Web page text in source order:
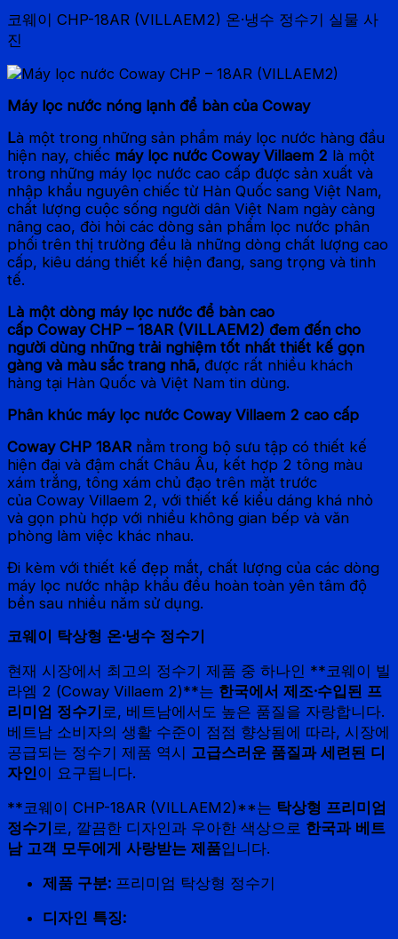
코웨이 CHP-18AR (VILLAEM2) 온·냉수 정수기 실물 사
진
Máy lọc nước nóng lạnh để bàn của Coway
Là một trong những sản phẩm máy lọc nước hàng đầu
hiện nay, chiếc máy lọc nước Coway Villaem 2 là một
trong những máy lọc nước cao cấp được sản xuất và
nhập khẩu nguyên chiếc từ Hàn Quốc sang Việt Nam,
chất lượng cuộc sống người dân Việt Nam ngày càng
nâng cao, đòi hỏi các dòng sản phẩm lọc nước phân
phối trên thị trường đều là những dòng chất lượng cao
cấp, kiêu dáng thiết kế hiện đang, sang trọng và tinh
tế.
Là một dòng máy lọc nước để bàn cao
cấp Coway CHP – 18AR (VILLAEM2) đem đến cho
người dùng những trải nghiệm tốt nhất thiết kế gọn
gàng và màu sắc trang nhã, được rất nhiều khách
hàng tại Hàn Quốc và Việt Nam tin dùng.
Phân khúc máy lọc nước Coway Villaem 2 cao cấp
Coway CHP 18AR nằm trong bộ sưu tập có thiết kế
hiện đại và đậm chất Châu Âu, kết hợp 2 tông màu
xám trắng, tông xám chủ đạo trên mặt trước
của Coway Villaem 2, với thiết kế kiểu dáng khá nhỏ
và gọn phù hợp với nhiều không gian bếp và văn
phòng làm việc khác nhau.
Đi kèm với thiết kế đẹp mắt, chất lượng của các dòng
máy lọc nước nhập khẩu đều hoàn toàn yên tâm độ
bền sau nhiều năm sử dụng.
코웨이 탁상형 온·냉수 정수기
현재 시장에서 최고의 정수기 제품 중 하나인 **코웨이 빌
라엠 2 (Coway Villaem 2)**는 한국에서 제조·수입된 프
리미엄 정수기 로, 베트남에서도 높은 품질을 자랑합니다.
베트남 소비자의 생활 수준이 점점 향상됨에 따라, 시장에
공급되는 정수기 제품 역시 고급스러운 품질과 세련된 디
자인이 요구됩니다.
**코웨이 CHP-18AR (VILLAEM2)**는 탁상형 프리미엄
정수기 로, 깔끔한 디자인과 우아한 색상으로 한국과 베트
남 고객 모두에게 사랑받는 제품입니다.
제품 구분: 프리미엄 탁상형 정수기
디자인 특징: